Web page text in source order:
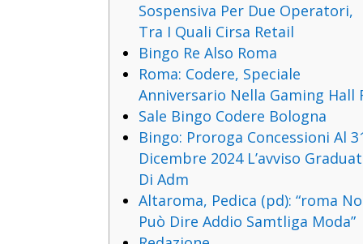
Sospensiva Per Due Operatori,
Tra I Quali Cirsa Retail
Bingo Re Also Roma
Roma: Codere, Speciale
Anniversario Nella Gaming Hall
Sale Bingo Codere Bologna
Bingo: Proroga Concessioni Al
Dicembre 2024 L’avviso
Di Adm
Altaroma, Pedica (pd): “roma
Può Dire Addio Samtliga Moda”